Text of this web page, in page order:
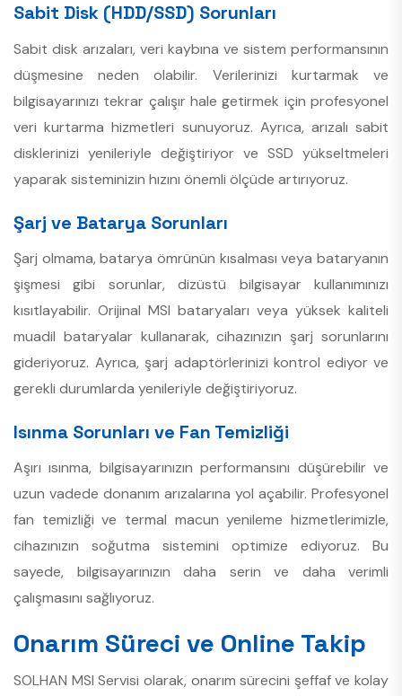
Sabit Disk (HDD/SSD) Sorunları
Sabit disk arızaları, veri kaybına ve sistem performansının
düşmesine neden olabilir. Verilerinizi kurtarmak ve
bilgisayarınızı tekrar çalışır hale getirmek için profesyonel
veri kurtarma hizmetleri sunuyoruz. Ayrıca, arızalı sabit
disklerinizi yenileriyle değiştiriyor ve SSD yükseltmeleri
yaparak sisteminizin hızını önemli ölçüde artırıyoruz.
Şarj ve Batarya Sorunları
Şarj olmama, batarya ömrünün kısalması veya bataryanın
şişmesi gibi sorunlar, dizüstü bilgisayar kullanımınızı
kısıtlayabilir. Orijinal MSI bataryaları veya yüksek kaliteli
muadil bataryalar kullanarak, cihazınızın şarj sorunlarını
gideriyoruz. Ayrıca, şarj adaptörlerinizi kontrol ediyor ve
gerekli durumlarda yenileriyle değiştiriyoruz.
Isınma Sorunları ve Fan Temizliği
Aşırı ısınma, bilgisayarınızın performansını düşürebilir ve
uzun vadede donanım arızalarına yol açabilir. Profesyonel
fan temizliği ve termal macun yenileme hizmetlerimizle,
cihazınızın soğutma sistemini optimize ediyoruz. Bu
sayede, bilgisayarınızın daha serin ve daha verimli
çalışmasını sağlıyoruz.
Onarım Süreci ve Online Takip
SOLHAN MSI Servisi olarak, onarım sürecini şeffaf ve kolay